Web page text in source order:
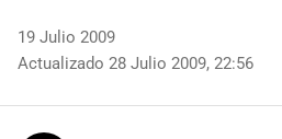
19 Julio 2009
Actualizado 28 Julio 2009, 22:56